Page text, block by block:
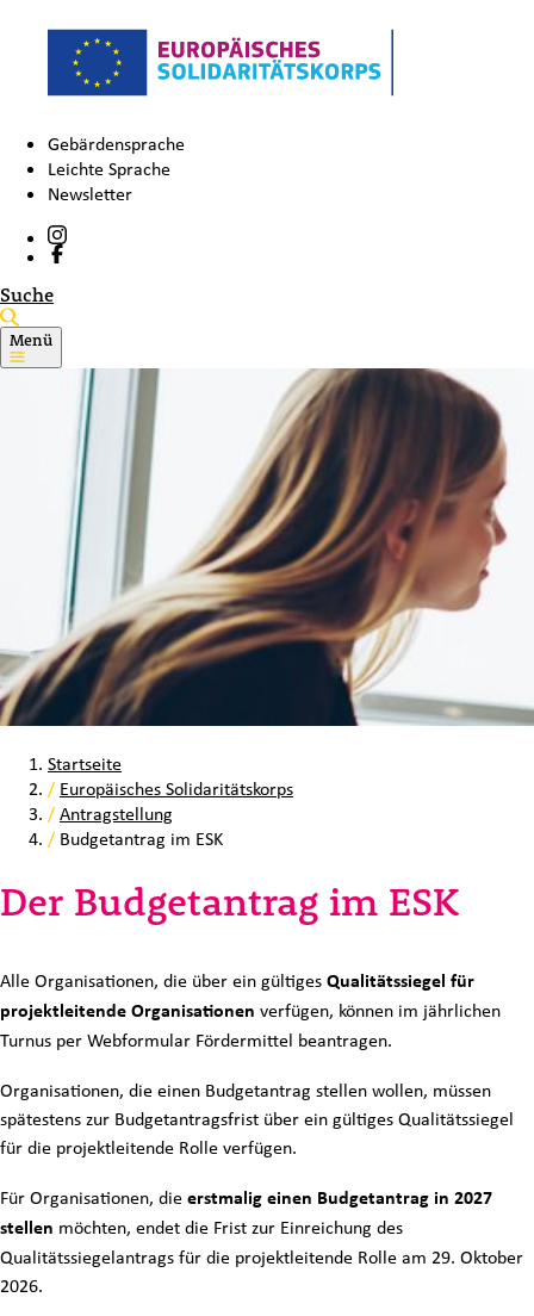
Gebärdensprache
Leichte Sprache
Newsletter
Suche
Menü
Startseite
/ Europäisches Solidaritätskorps
/Antragstellung
/ Budgetantrag im ESK
Der Budgetantrag im ESK
Alle Organisationen, die über ein gültigesQualitätssiegel für
projektleitende Organisationen verfügen, können im jährlichen
Turnus per Webformular Fördermittel beantragen.
Organisationen, die einen Budgetantrag stellen wollen, müssen
spätestens zur Budgetantragsfrist über ein gültiges Qualitätssiegel
für die projektleitende Rolle verfügen.
Für Organisationen, dieerstmalig einen Budgetantrag in 2027
stellen möchten, endet die Frist zur Einreichung des
Qualitätssiegelantrags für die projektleitende Rolle am 29. Oktober
2026.